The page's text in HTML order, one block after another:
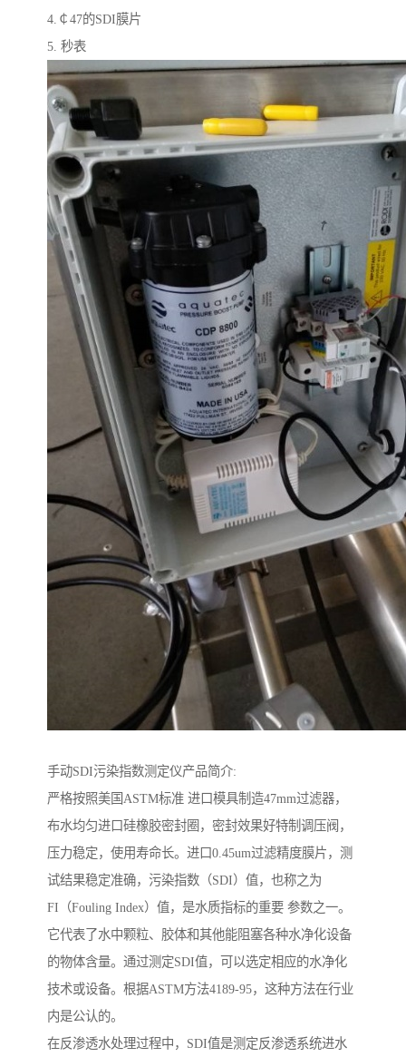
4.￠47的SDI膜片
5. 秒表
手动SDI污染指数测定仪产品简介:
严格按照美国ASTM标准 进口模具制造47mm过滤器，
布水均匀进口硅橡胶密封圈，密封效果好特制调压阀，
压力稳定，使用寿命长。进口0.45um过滤精度膜片，测
试结果稳定准确，污染指数（SDI）值，也称之为
FI（Fouling Index）值，是水质指标的重要 参数之一。
它代表了水中颗粒、胶体和其他能阻塞各种水净化设备
的物体含量。通过测定SDI值，可以选定相应的水净化
技术或设备。根据ASTM方法4189-95，这种方法在行业
内是公认的。
在反渗透水处理过程中，SDI值是测定反渗透系统进水